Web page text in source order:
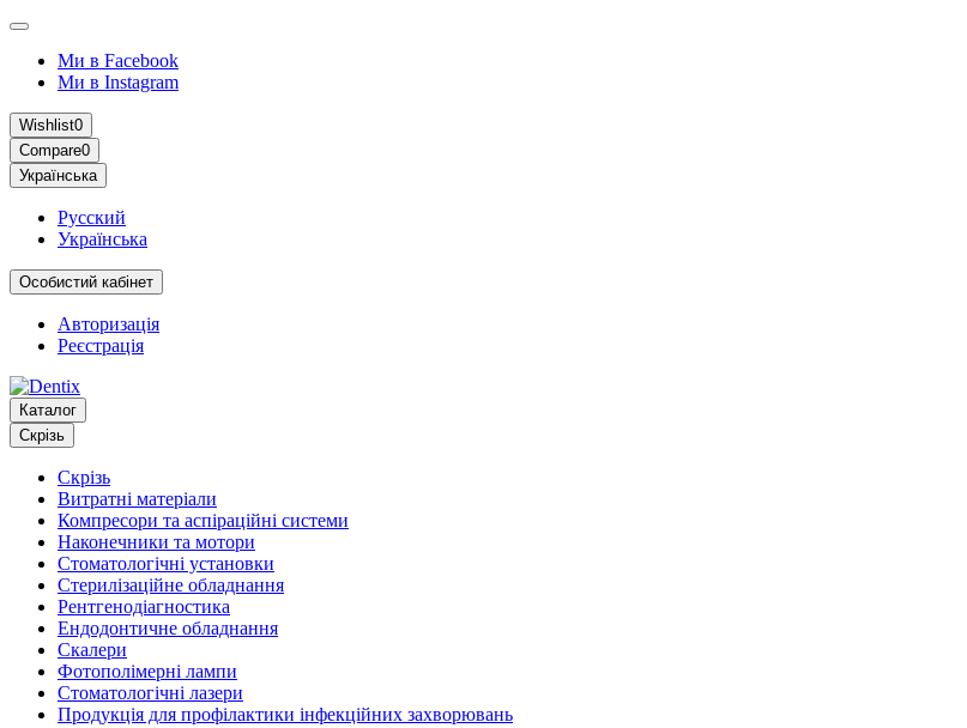
Ми в Facebook
Ми в Instagram
Wishlist0
Compare0
Українська
Русский
Українська
Особистий кабінет
Авторизація
Реєстрація
Каталог
Скрізь
Скрізь
Витратні матеріали
Компресори та аспіраційні системи
Наконечники та мотори
Стоматологічні установки
Стерилізаційне обладнання
Рентгенодіагностика
Ендодонтичне обладнання
Скалери
Фотополімерні лампи
Стоматологічні лазери
Продукція для профілактики інфекційних захворювань